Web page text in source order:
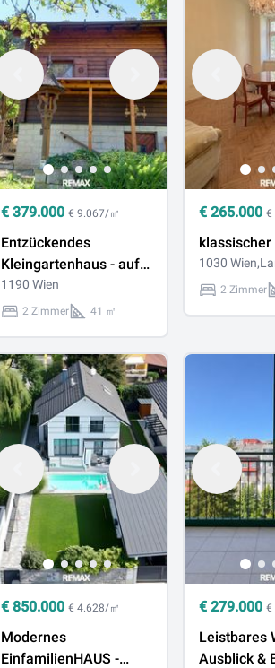
€379.000 € 9.067/㎡
Entzückendes
Kleingartenhaus - auf
Eigengrund in 1190
Wien mit traumhaften
für ganzjähriges
Wohnen
1190 Wien
2 Zimmer 41 ㎡
€ 265.000 €
klassischer
1030
2 Zimmer
€850.000 € 4.628/㎡
Modernes
EinfamilienHAUS -
€ 279.000 €
Leistbares
Ausblick &